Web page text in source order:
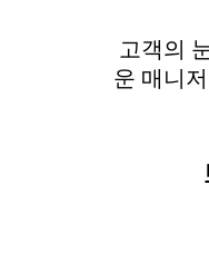
고객의
운 매니